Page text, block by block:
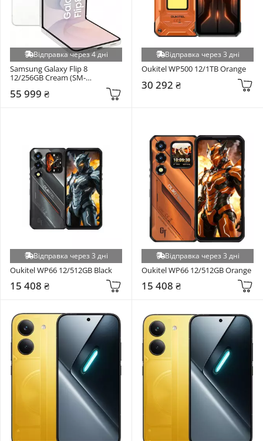
Відправка через 4 дні
Samsung Galaxy Flip 8
12/256GB Cream (SM-
55 999 ₴
Відправка через 3 дні
Oukitel WP500 12/1TB Orange
30 292 ₴
Відправка через 3 дні
Oukitel WP66 12/512GB Black
15 408 ₴
Відправка через 3 дні
Oukitel WP66 12/512GB Orange
15 408 ₴